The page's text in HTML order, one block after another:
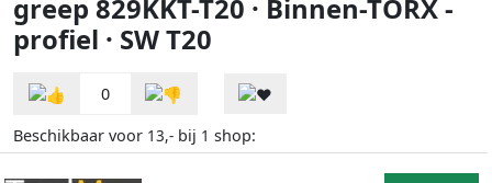
greep 829KKT-T20 · Binnen-TORX -
profiel · SW T20
0
Beschikbaar voor 13,- bij 1 shop: